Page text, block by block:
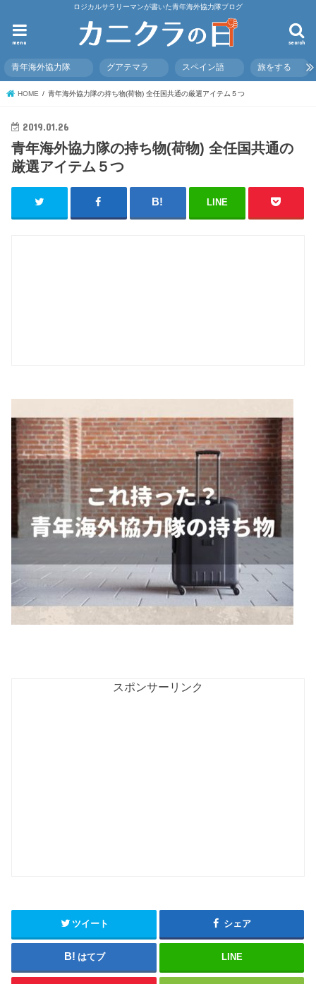
ロジカルサラリーマンが書いた青年海外協力隊ブログ
search
menu
青年海外協力隊 グアテマラ スペイン語 旅をする
HOME 青年海外協力隊の持ち物(荷物) 全任国共通の厳選アイテム５つ
2019.01.26
青年海外協力隊の持ち物(荷物) 全任国共通の
厳選アイテム５つ
LINE
スポンサーリンク
ツイート シェア
はてブ LINE